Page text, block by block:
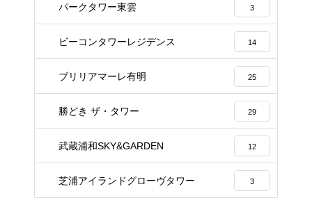
パークタワー東雲 3
ビーコンタワーレジデンス 14
ブリリアマーレ有明 25
勝どき ザ・タワー 29
武蔵浦和SKY&GARDEN 12
芝浦アイランドグローヴタワー 3